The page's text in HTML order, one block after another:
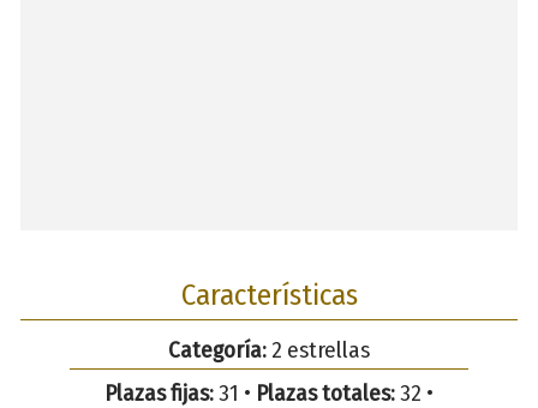
Características
Categoría: 2 estrellas
Plazas fijas:31 • Plazas totales:32 •